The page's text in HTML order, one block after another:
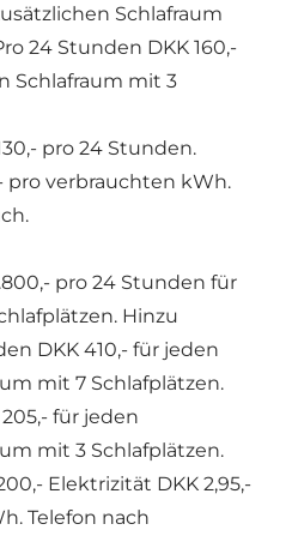
Schlafraum
24 Stunden DKK 160,-
Schlafraum mit 3
pro 24 Stunden.
pro verbrauchten kWh.
pro 24 Stunden für
Hinzu
DKK 410,- für jeden
mit 7 Schlafplätzen.
für jeden
mit 3 Schlafplätzen.
Elektrizität DKK 2,95,-
Telefon nach